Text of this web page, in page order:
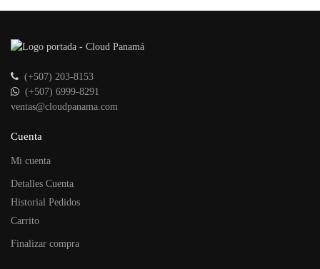
(+507) 203-8153
(+507) 6999-8291
ventas@cloudpanama.com
Cuenta
Mi cuenta
Detalles Cuenta
Historial Pedidos
Carrito
Finalizar compra